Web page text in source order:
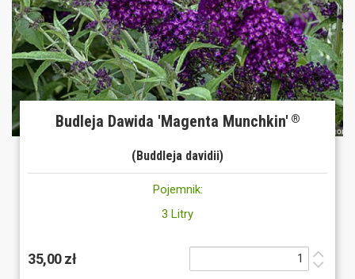
Budleja Dawida 'Magenta Munchkin' ®
(Buddleja davidii)
Pojemnik:
3 Litry
35,00 zł